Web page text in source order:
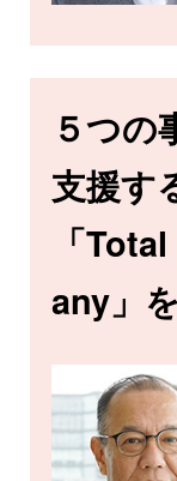
５つの
支援す
「
any」